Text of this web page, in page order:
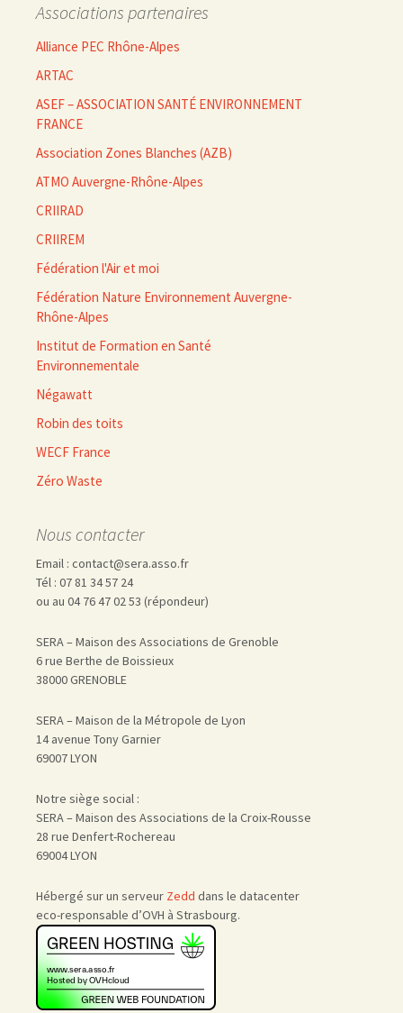
Associations partenaires
Alliance PEC Rhône-Alpes
ARTAC
ASEF – ASSOCIATION SANTÉ ENVIRONNEMENT
FRANCE
Association Zones Blanches (AZB)
ATMO Auvergne-Rhône-Alpes
CRIIRAD
CRIIREM
Fédération l'Air et moi
Fédération Nature Environnement Auvergne-
Rhône-Alpes
Institut de Formation en Santé
Environnementale
Négawatt
Robin des toits
WECF France
Zéro Waste
Nous contacter
Email : contact@sera.asso.fr
Tél : 07 81 34 57 24
ou au 04 76 47 02 53 (répondeur)
SERA – Maison des Associations de Grenoble
6 rue Berthe de Boissieux
38000 GRENOBLE
SERA – Maison de la Métropole de Lyon
14 avenue Tony Garnier
69007 LYON
Notre siège social :
SERA – Maison des Associations de la Croix-Rousse
28 rue Denfert-Rochereau
69004 LYON
Hébergé sur un serveur Zedd dans le datacenter
eco-responsable d’OVH à Strasbourg.